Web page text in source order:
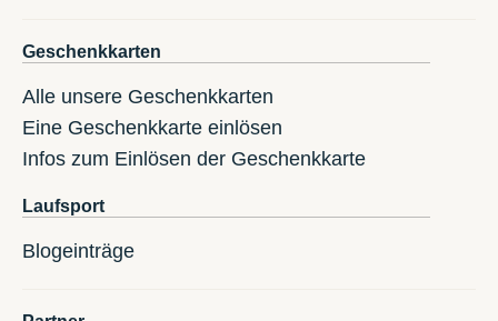
Geschenkkarten
Alle unsere Geschenkkarten
Eine Geschenkkarte einlösen
Infos zum Einlösen der Geschenkkarte
Laufsport
Blogeinträge